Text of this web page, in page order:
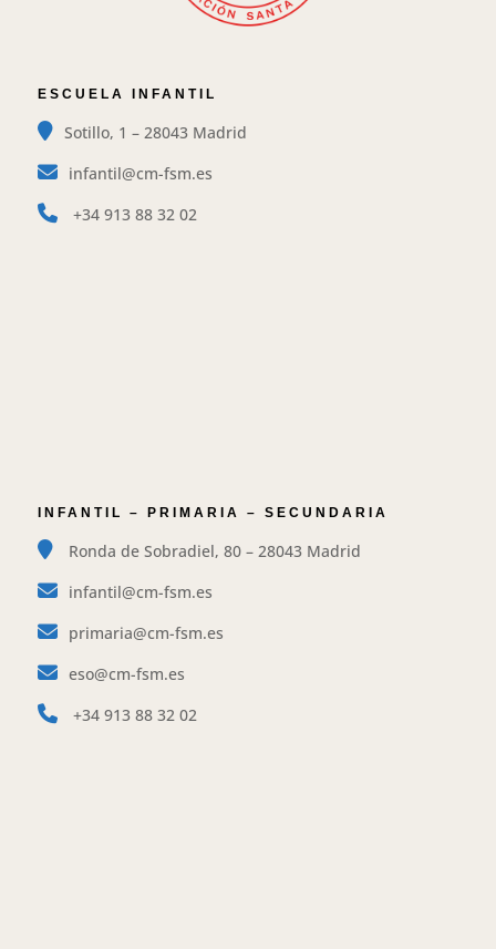
ESCUELA INFANTIL
Sotillo, 1 – 28043 Madrid
infantil@cm-fsm.es
+34 913 88 32 02
INFANTIL – PRIMARIA – SECUNDARIA
Ronda de Sobradiel, 80 – 28043 Madrid
infantil@cm-fsm.es
primaria@cm-fsm.es
eso@cm-fsm.es
+34 913 88 32 02